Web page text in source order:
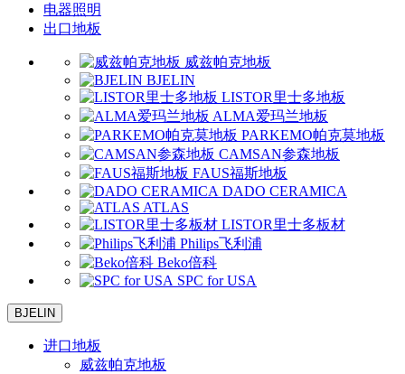
电器照明
出口地板
威兹帕克地板
BJELIN
LISTOR里士多地板
ALMA爱玛兰地板
PARKEMO帕克莫地板
CAMSAN参森地板
FAUS福斯地板
DADO CERAMICA
ATLAS
LISTOR里士多板材
Philips飞利浦
Beko倍科
SPC for USA
BJELIN
进口地板
威兹帕克地板